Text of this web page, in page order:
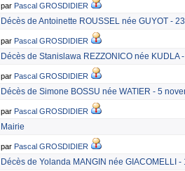
par Pascal GROSDIDIER
Décès de Antoinette ROUSSEL née GUYOT -
par Pascal GROSDIDIER
Décès de Stanislawa REZZONICO née KUDLA
par Pascal GROSDIDIER
Décès de Simone BOSSU née WATIER - 5
par Pascal GROSDIDIER
Mairie
par Pascal GROSDIDIER
Décès de Yolanda MANGIN née GIACOMELLI